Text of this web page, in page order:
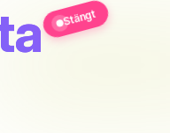
Stängt